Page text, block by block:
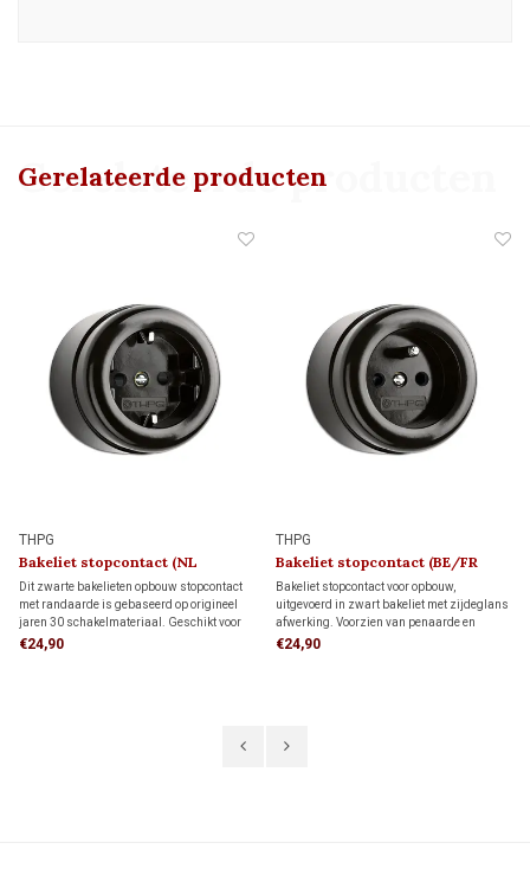
Gerelateerde producten
Gerelateerde producten
THPG
Bakeliet stopcontact (NL
kindveilig) 1930
Dit zwarte bakelieten opbouw stopcontact
met randaarde is gebaseerd op origineel
jaren 30 schakelmateriaal. Geschikt voor
bedrading via de achterzijde (wandinvoer)
€24,90
THPG
Bakeliet stopcontact (BE/FR
kindveilig) 1930
Bakeliet stopcontact voor opbouw,
uitgevoerd in zwart bakeliet met zijdeglans
afwerking. Voorzien van penaarde en
kinderbeveiliging. Geschikt voor bedrading
€24,90